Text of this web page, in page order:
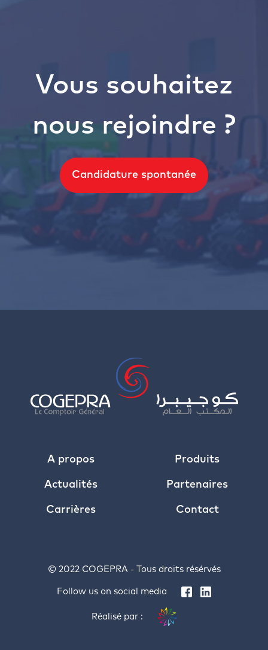
Vous souhaitez
nous rejoindre ?
Candidature spontanée
A propos Produits
Actualités Partenaires
Carrières Contact
© 2022 COGEPRA - Tous droits résérvés
Follow us on social media
Réalisé par :